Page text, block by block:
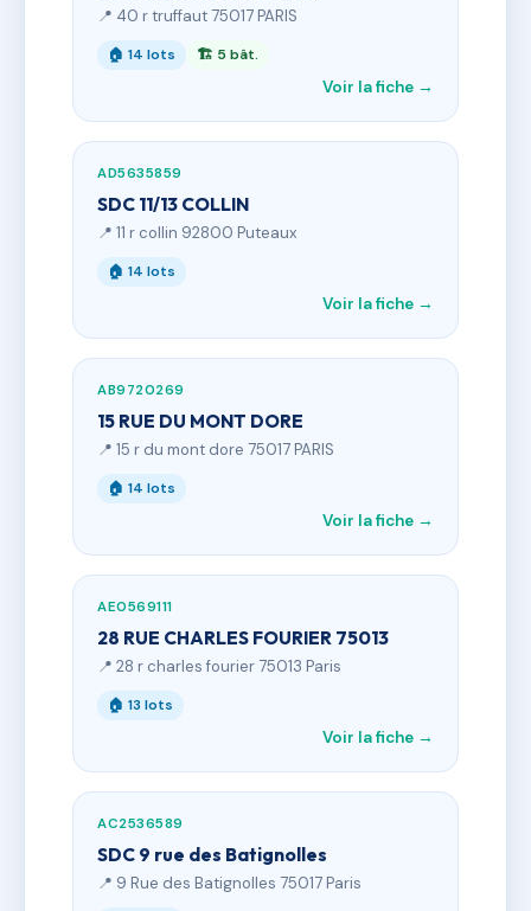
📍 40 r truffaut 75017 PARIS
🏠 14 lots 🏗 5 bât.
Voir la fiche →
AD5635859
SDC 11/13 COLLIN
📍 11 r collin 92800 Puteaux
🏠 14 lots
Voir la fiche →
AB9720269
15 RUE DU MONT DORE
📍 15 r du mont dore 75017 PARIS
🏠 14 lots
Voir la fiche →
AE0569111
28 RUE CHARLES FOURIER 75013
📍 28 r charles fourier 75013 Paris
🏠 13 lots
Voir la fiche →
AC2536589
SDC 9 rue des Batignolles
📍 9 Rue des Batignolles 75017 Paris